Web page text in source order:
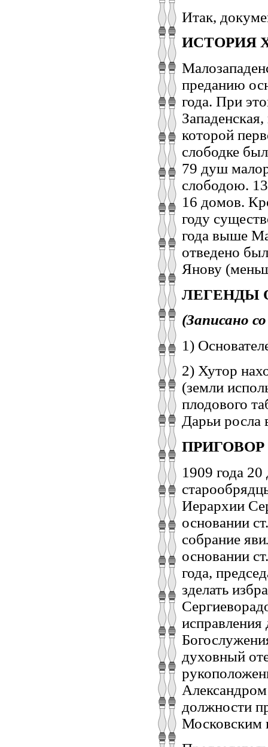
Итак,
ИСТОРИЯ
преданию
года. При
которой
слободке
79 душ
слободою.
16 домов.
году
года выше
отведено
Янову
ЛЕГЕНДЫ
(Записано
1)
2) Хутор
(земли
плодового
Дарьи росла
ПРИГОВОР
1909 года
Иерархии
основании
собрание
основании
года,
зделать
духовный
должности
Московским